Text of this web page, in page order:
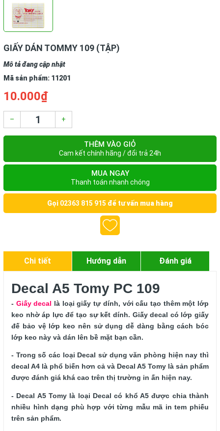
GIẤY DÁN TOMMY 109 (TẬP)
Mô tả đang cập nhật
Mã sản phẩm: 11201
10.000₫
– +
THÊM VÀO GIỎ
Cam kết chính hãng / đổi trả 24h
MUA NGAY
Thanh toán nhanh chóng
Gọi 02363 815 915 để tư vấn mua hàng
Chi tiết Hướng dẫn Đánh giá
Decal A5 Tomy PC 109
- Giấy decal là loại giấy tự dính, với cấu tạo thêm một lớp
keo nhờ áp lực để tạo sự kết dính. Giấy decal có lớp giấy
đế bảo vệ lớp keo nên sử dụng dễ dàng bằng cách bóc
lớp keo này và dán lên bề mặt bạn cần.
- Trong số các loại Decal sử dụng văn phòng hiện nay thì
decal A4 là phổ biến hơn cả và Decal A5 Tomy là sản phẩm
được đánh giá khá cao trên thị trường in ấn hiện nay.
- Decal A5 Tomy là loại Decal có khổ A5 được chia thành
nhiều hình dạng phù hợp với từng mẫu mã in tem phiếu
trên sản phẩm.